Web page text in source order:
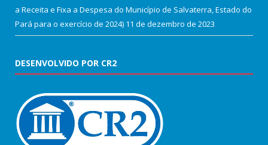
a Receita e Fixa a Despesa do Município de Salvaterra, Estado do
Pará para o exercício de 2024) 11 de dezembro de 2023
DESENVOLVIDO POR CR2